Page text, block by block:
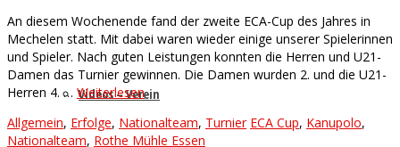
Videos – Verein
An diesem Wochenende fand der zweite ECA-Cup des Jahres in
Mechelen statt. Mit dabei waren wieder einige unserer Spielerinnen
und Spieler. Nach guten Leistungen konnten die Herren und U21-
Damen das Turnier gewinnen. Die Damen wurden 2. und die U21-
Herren 4. … Weiterlesen
Allgemein, Erfolge, Nationalteam, Turnier ECA Cup, Kanupolo,
Nationalteam, Rothe Mühle Essen